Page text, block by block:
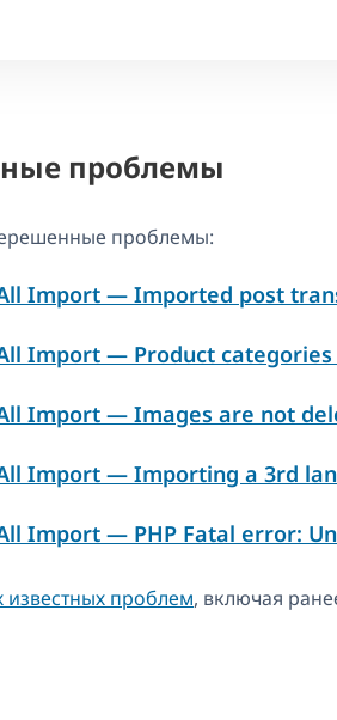
проблемы
проблемы:
Import — Imported post
Import — Product
Import — Images are not
Import — Importing a 3rd
Import — PHP Fatal error:
известных проблем, включая